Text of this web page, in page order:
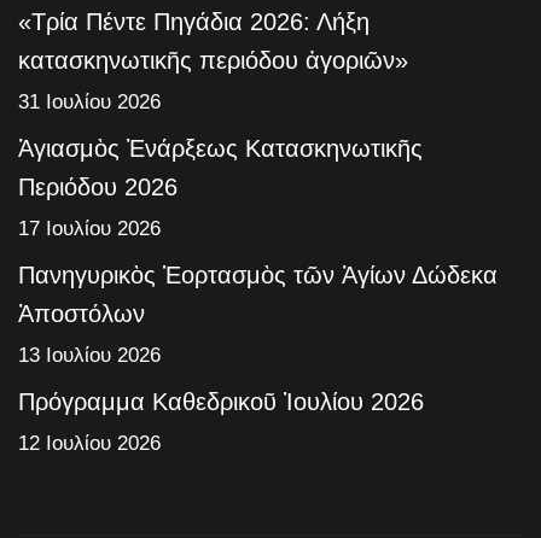
«Τρία Πέντε Πηγάδια 2026: Λήξη
κατασκηνωτικῆς περιόδου ἀγοριῶν»
31 Ιουλίου 2026
Ἁγιασμὸς Ἐνάρξεως Κατασκηνωτικῆς
Περιόδου 2026
17 Ιουλίου 2026
Πανηγυρικὸς Ἑορτασμὸς τῶν Ἁγίων Δώδεκα
Ἀποστόλων
13 Ιουλίου 2026
Πρόγραμμα Καθεδρικοῦ Ἰουλίου 2026
12 Ιουλίου 2026